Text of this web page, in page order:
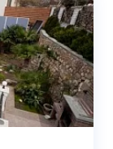
5.0